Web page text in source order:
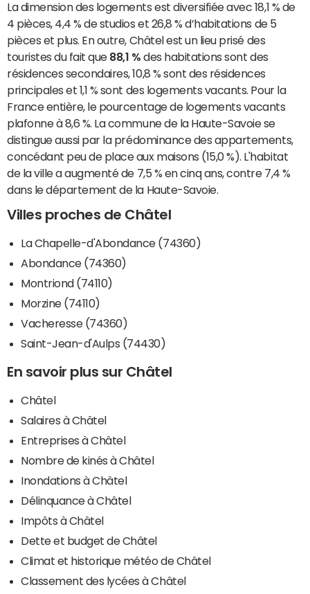
La dimension des logements est diversifiée avec 18,1 % de
4 pièces, 4,4 % de studios et 26,8 % d’habitations de 5
pièces et plus. En outre, Châtel est un lieu prisé des
touristes du fait que 88,1 % des habitations sont des
résidences secondaires, 10,8 % sont des résidences
principales et 1,1 % sont des logements vacants. Pour la
France entière, le pourcentage de logements vacants
plafonne à 8,6 %. La commune de la Haute-Savoie se
distingue aussi par la prédominance des appartements,
concédant peu de place aux maisons (15,0 %). L'habitat
de la ville a augmenté de 7,5 % en cinq ans, contre 7,4 %
dans le département de la Haute-Savoie.
Villes proches de Châtel
La Chapelle-d'Abondance (74360)
Abondance (74360)
Montriond (74110)
Morzine (74110)
Vacheresse (74360)
Saint-Jean-d'Aulps (74430)
En savoir plus sur Châtel
Châtel
Salaires à Châtel
Entreprises à Châtel
Nombre de kinés à Châtel
Inondations à Châtel
Délinquance à Châtel
Impôts à Châtel
Dette et budget de Châtel
Climat et historique météo de Châtel
Classement des lycées à Châtel